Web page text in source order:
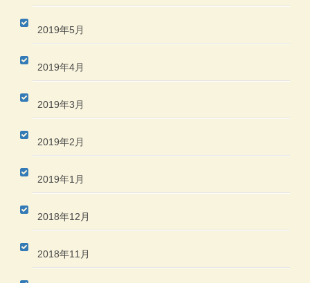
2019年5月
2019年4月
2019年3月
2019年2月
2019年1月
2018年12月
2018年11月